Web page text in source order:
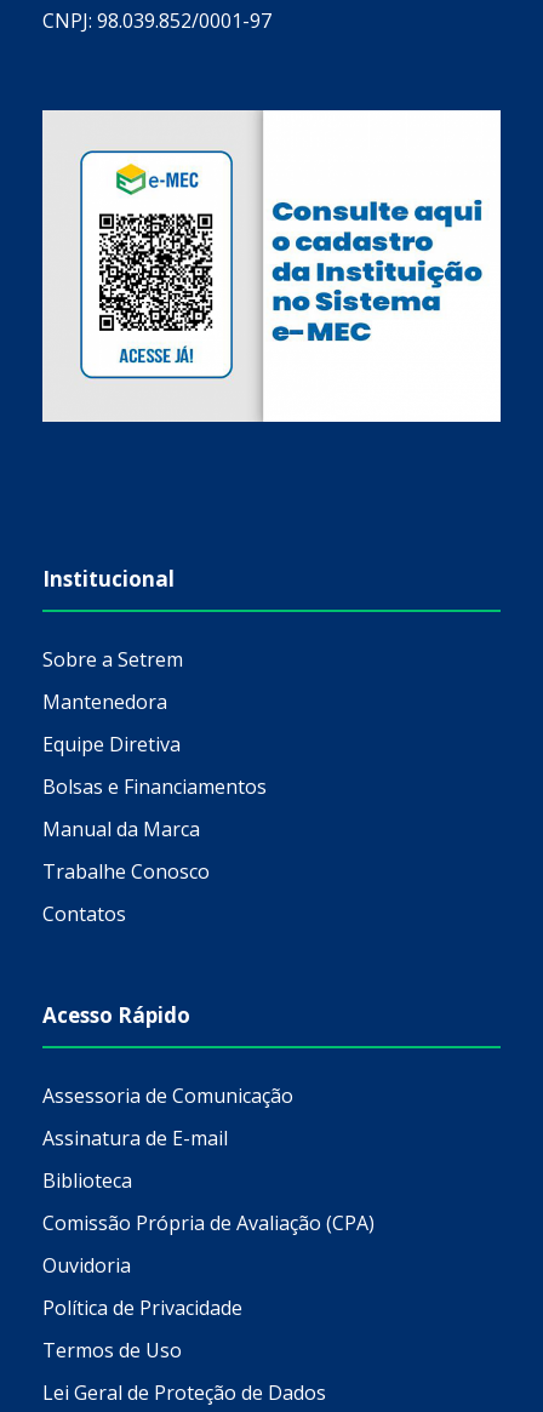
CNPJ: 98.039.852/0001-97
Institucional
Sobre a Setrem
Mantenedora
Equipe Diretiva
Bolsas e Financiamentos
Manual da Marca
Trabalhe Conosco
Contatos
Acesso Rápido
Assessoria de Comunicação
Assinatura de E-mail
Biblioteca
Comissão Própria de Avaliação (CPA)
Ouvidoria
Política de Privacidade
Termos de Uso
Lei Geral de Proteção de Dados